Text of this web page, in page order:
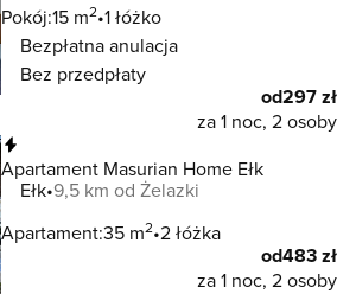
Pokój:15 m2 1 łóżko
Bezpłatna anulacja
Bez przedpłaty
od297 zł
za 1 noc, 2 osoby
Apartament Masurian Home Ełk
Ełk 9,5 km od Żelazki
Apartament:35 m2 2 łóżka
od483 zł
za 1 noc, 2 osoby